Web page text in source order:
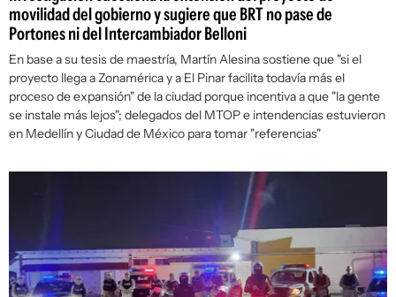
movilidad del gobierno y sugiere que BRT no pase de
Portones ni del Intercambiador Belloni
En base a su tesis de maestría, Martín Alesina sostiene que "si el
proyecto llega a Zonamérica y a El Pinar facilita todavía más el
proceso de expansión" de la ciudad porque incentiva a que "la gente
se instale más lejos"; delegados del MTOP e intendencias estuvieron
en Medellín y Ciudad de México para tomar "referencias"